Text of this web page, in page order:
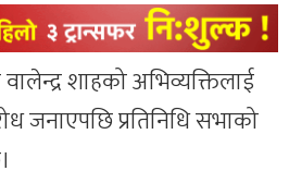
वालेन्द्र शाहको अभिव्यक्तिलाई
जनाएपछि प्रतिनिधि सभाको